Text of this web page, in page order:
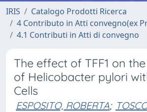
IRIS
Catalogo Prodotti Ricerca
4 Contributo in Atti convegno(ex
4.1 Contributi in Atti di convegno
The effect of TFF1 on
of Helicobacter pylori
Cells
ESPOSITO, ROBERTA;